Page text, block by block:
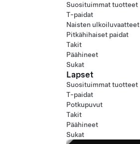
Suosituimmat tuotteet
T-paidat
Naisten ulkoiluvaatteet
Pitkähihaiset paidat
Takit
Päähineet
Sukat
Lapset
Suosituimmat tuotteet
T-paidat
Potkupuvut
Takit
Päähineet
Sukat